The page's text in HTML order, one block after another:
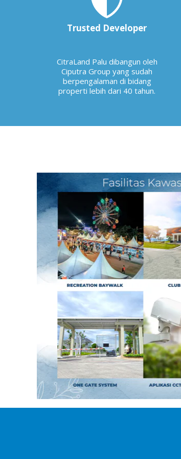
Trusted Developer
CitraLand Palu dibangun oleh
Ciputra Group yang sudah
berpengalaman di bidang
properti lebih dari 40 tahun.